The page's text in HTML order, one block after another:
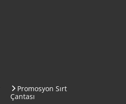
Promosyon Sırt
Çantası